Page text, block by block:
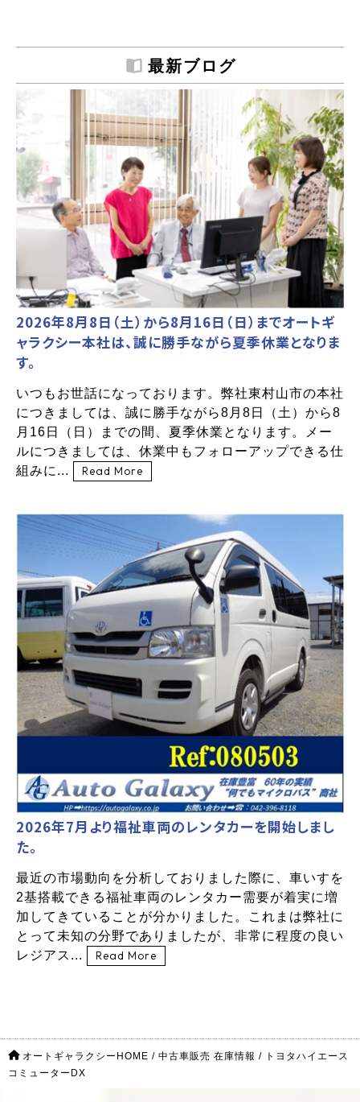
最新ブログ
2026年8月8日（土）から8月16日（日）までオートギ
ャラクシー本社は、誠に勝手ながら夏季休業となりま
す。
いつもお世話になっております。弊社東村山市の本社
につきましては、誠に勝手ながら8月8日（土）から8
月16日（日）までの間、夏季休業となります。メー
ルにつきましては、休業中もフォローアップできる仕
組みに...
Read More
2026年7月より福祉車両のレンタカーを開始しまし
た。
最近の市場動向を分析しておりました際に、車いすを
2基搭載できる福祉車両のレンタカー需要が着実に増
加してきていることが分かりました。これまは弊社に
とって未知の分野でありましたが、非常に程度の良い
レジアス...
Read More
オートギャラクシーHOME / 中古車販売 在庫情報 / トヨタハイエース
コミューターDX